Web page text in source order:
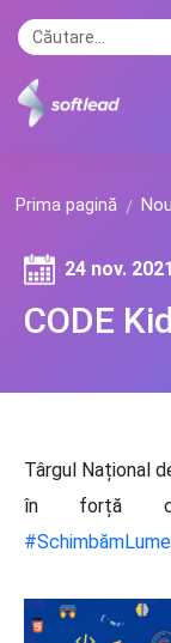
Prima pagină
CODE
24 nov. 2021
Târgul Național
în forță